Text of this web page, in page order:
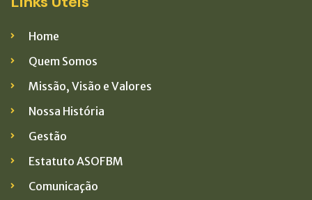
Home
Quem Somos
Missão, Visão e Valores
Nossa História
Gestão
Estatuto ASOFBM
Comunicação